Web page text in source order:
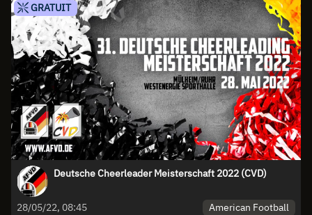
GRATUIT
Deutsche Cheerleader Meisterschaft 2022 (CVD)
28/05/22, 08:45 American Football